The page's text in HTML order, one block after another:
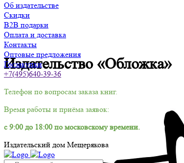
Об издательстве
Скидки
B2B подарки
Оплата и доставка
Контакты
Оптовые предложения
Госзакупки
+7(495)640-39-36
Телефон по вопросам заказа книг.
Время работы и приёма заявок:
с 9:00 до 18:00 по московскому времени.
Издательский дом Мещерякова
Издательство «Обложка»